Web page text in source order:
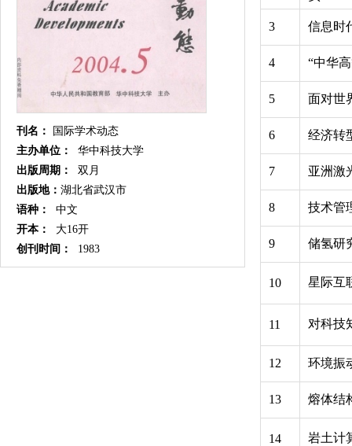
刊名：
国际学术动态
主办单位：
华中科技大学
出版周期：
双月
出版地： 湖北省武汉市
语种：
中文
开本：
大16开
创刊时间：
1983
3 信息时
4 “中华
5 面对世
6 经济转
7 亚洲激
8 技术管
9 储氢研
10 星际互
11 对科技
12 环境振
13 熔体结
14 岩土计